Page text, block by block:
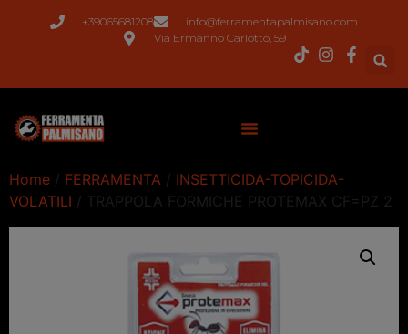
+39065681208
info@ferramentapalmisano.com
Via Ermanno Carlotto, 59
Home / FERRAMENTA / INSETTICIDA-TOPICIDA-
VOLATILI / TRAPPOLA FORMICHE PROTEMAX CF=PZ 2